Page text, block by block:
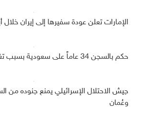
الإمارات تعلن عودة سفيرها إلى إيران خلال
حكم بالسجن 34 عاماً على سعودية بسبب تغريدات على تويتر
جيش الاحتلال الإسرائيلي يمنع جنوده من
وعُمان